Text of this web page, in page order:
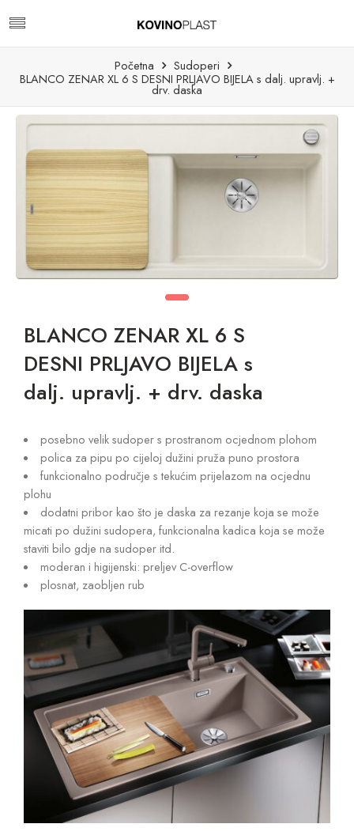
Početna
Sudoperi
BLANCO ZENAR XL 6 S DESNI PRLJAVO BIJELA s dalj. upravlj. +
drv. daska
BLANCO ZENAR XL 6 S
DESNI PRLJAVO BIJELA s
dalj. upravlj. + drv. daska
posebno velik sudoper s prostranom ocjednom plohom
polica za pipu po cijeloj dužini pruža puno prostora
funkcionalno područje s tekućim prijelazom na ocjednu
plohu
dodatni pribor kao što je daska za rezanje koja se može
micati po dužini sudopera, funkcionalna kadica koja se može
staviti bilo gdje na sudoper itd.
moderan i higijenski: preljev C-overflow
plosnat, zaobljen rub